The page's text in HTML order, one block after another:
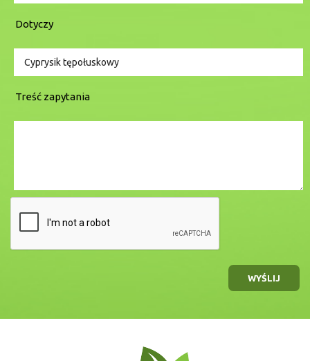
Dotyczy
Treść zapytania
WYŚLIJ